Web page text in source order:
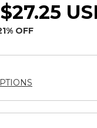
$27.25
% OFF